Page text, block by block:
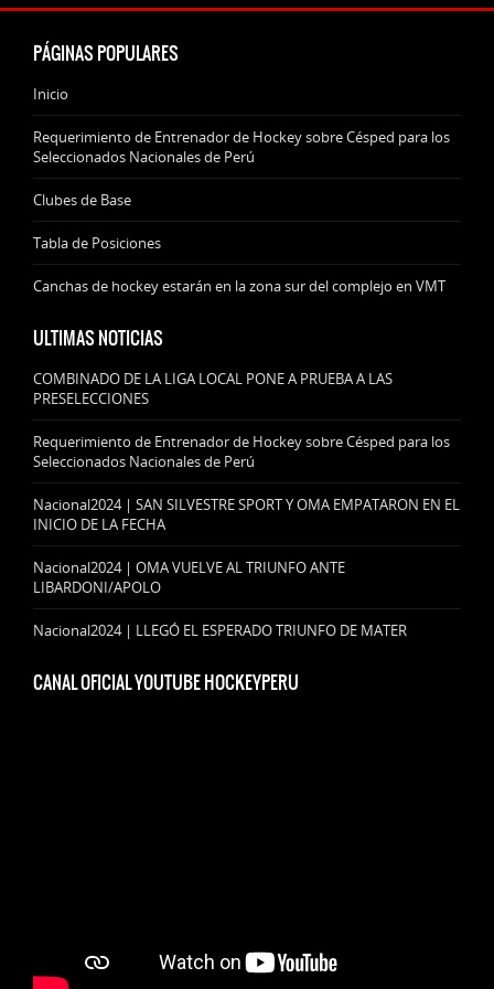
PÁGINAS POPULARES
Inicio
Requerimiento de Entrenador de Hockey sobre Césped para los
Seleccionados Nacionales de Perú
Clubes de Base
Tabla de Posiciones
Canchas de hockey estarán en la zona sur del complejo en VMT
ULTIMAS NOTICIAS
COMBINADO DE LA LIGA LOCAL PONE A PRUEBA A LAS
PRESELECCIONES
Requerimiento de Entrenador de Hockey sobre Césped para los
Seleccionados Nacionales de Perú
Nacional2024 | SAN SILVESTRE SPORT Y OMA EMPATARON EN EL
INICIO DE LA FECHA
Nacional2024 | OMA VUELVE AL TRIUNFO ANTE
LIBARDONI/APOLO
Nacional2024 | LLEGÓ EL ESPERADO TRIUNFO DE MATER
CANAL OFICIAL YOUTUBE HOCKEYPERU